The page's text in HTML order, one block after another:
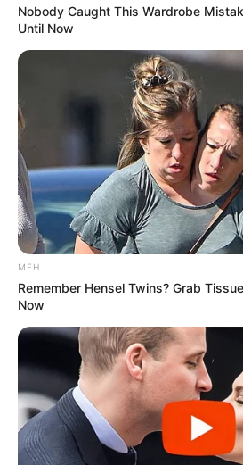
ΔΕΙΤΕ ΑΚΟΜΑ ΤΑ ΑΡΘΡΑ ΜΟΥ
ΓΙΝΟΝΤΑΙ ΣΠΟΥΔΑΙΑ
ΑΝΘΡΩΠΟΥΣ……..
ΕΝΑΣ ΠΟΛΥ ΥΠΟΠΤΟΣ ΕΘΝΙΚΟΣ
Κέρδισε επιστροφή χρημάτων
3 απλά βήματα!
Ό νέος έξυπνος τρόπος να
στην Ελλάδα. Λέγεται επιστροφή
αγοράζουν προϊόντα ή υπηρεσίες
καταστήματα! Ακούγεται πολύ καλό
αλλά ισχύει 100%! Και μάλιστα
διαδικασία.
Η δυνατότητα επιστροφής
Nobody Caught This Wardrobe
Until Now
MFH
Remember Hensel Twins? Grab
Now